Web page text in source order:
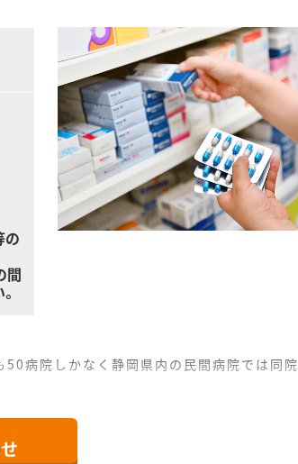
です。
安心です。
の
間
病院しかなく静岡県内の民間病院では同院
の悩みや発達障害にも対応しています。
ます。